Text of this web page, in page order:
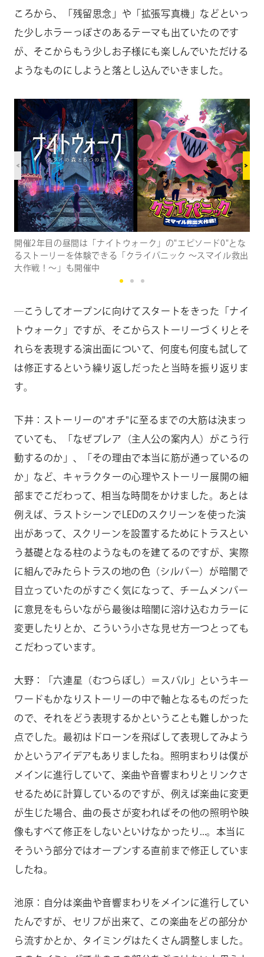
ころから、「残留思念」や「拡張写真機」などといっ
た少しホラーっぽさのあるテーマも出ていたのです
が、そこからもう少しお子様にも楽しんでいただける
ようなものにしようと落とし込んでいきました。
開催2年目の昼間は「ナイトウォーク」の"エピソード0"とな
るストーリーを体験できる「クライパニック ～スマイル救出
大作戦！～」も開催中
―こうしてオープンに向けてスタートをきった「ナイ
トウォーク」ですが、そこからストーリーづくりとそ
れらを表現する演出面について、何度も何度も試して
は修正するという繰り返しだったと当時を振り返りま
す。
下井：ストーリーの"オチ"に至るまでの大筋は決まっ
ていても、「なぜプレア（主人公の案内人）がこう行
動するのか」、「その理由で本当に筋が通っているの
か」など、キャラクターの心理やストーリー展開の細
部までこだわって、相当な時間をかけました。あとは
例えば、ラストシーンでLEDのスクリーンを使った演
出があって、スクリーンを設置するためにトラスとい
う基礎となる柱のようなものを建てるのですが、実際
に組んでみたらトラスの地の色（シルバー）が暗闇で
目立っていたのがすごく気になって、チームメンバー
に意見をもらいながら最後は暗闇に溶け込むカラーに
変更したりとか、こういう小さな見せ方一つとっても
こだわっています。
大野：「六連星（むつらぼし）＝スバル」というキー
ワードもかなりストーリーの中で軸となるものだった
ので、それをどう表現するかということも難しかった
点でした。最初はドローンを飛ばして表現してみよう
かというアイデアもありましたね。照明まわりは僕が
メインに進行していて、楽曲や音響まわりとリンクさ
せるために計算しているのですが、例えば楽曲に変更
が生じた場合、曲の長さが変わればその他の照明や映
像もすべて修正をしないといけなかったり...。本当に
そういう部分ではオープンする直前まで修正していま
したね。
池原：自分は楽曲や音響まわりをメインに進行してい
たんですが、セリフが出来て、この楽曲をどの部分か
ら流すかとか、タイミングはたくさん調整しました。